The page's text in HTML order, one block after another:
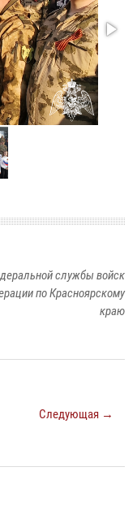
службы войск
по Красноярскому
краю
Следующая →